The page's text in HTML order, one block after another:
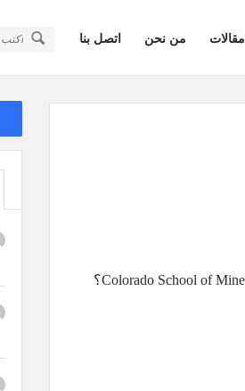
مقالات من نحن اتصل بنا